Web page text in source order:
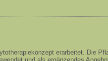
erarbeitet. Die